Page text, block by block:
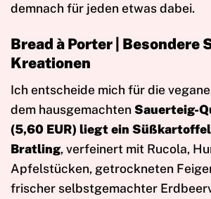
demnach für jeden etwas dabei.
Bread à Porter | Besondere
Kreationen
Ich entscheide mich für die
dem hausgemachtenSauerteig-
(5,60 EUR) liegt ein
Bratling, verfeinert mit Rucola,
Apfelstücken, getrockneten
frischer selbstgemachter